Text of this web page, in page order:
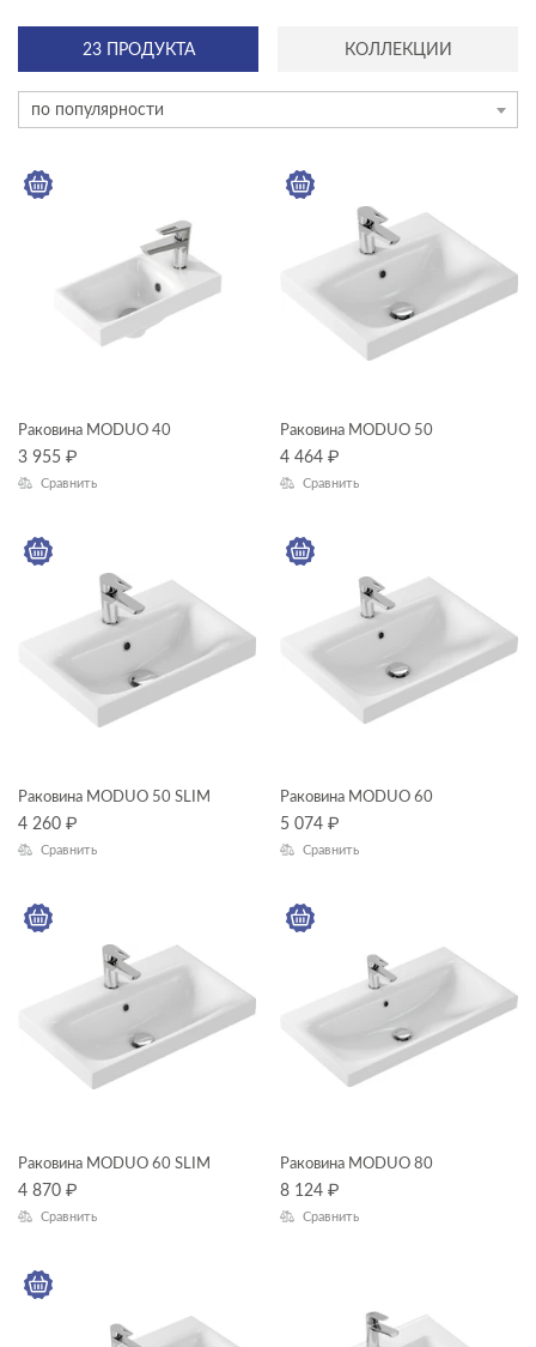
новинка
КАТЕГОРИЯ
раковины и пьедесталы
акриловые ванны
душевое оборудование
унитазы, биде, писсуары
ТИП ПРОДУКТА
душевая система
душевой гарнитур
зеркала
комплекты (готовые решения)
модули для тумбы
модули для шкафчиков
ножки для ванн
панели для ванн
прямоугольные ванны
раковины на столешницу
ГАБАРИТЫ
Ширина, см
Длина, см
23 ПРОДУКТА КОЛЛЕКЦИИ
по популярности
Раковина MODUO 40
3 955 ₽
Сравнить
Раковина MODUO 50
4 464 ₽
Сравнить
Раковина MODUO 50 SLIM
4 260 ₽
Сравнить
Раковина MODUO 60
5 074 ₽
Сравнить
Раковина MODUO 60 SLIM
4 870 ₽
Сравнить
Раковина MODUO 80
8 124 ₽
Сравнить